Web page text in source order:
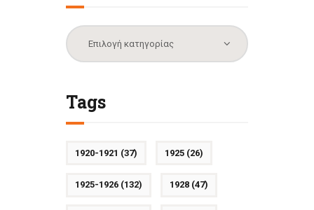
Κατηγορίες
Tags
1920-1921 (37) 1925(26)
1925-1926(132) 1928(47)